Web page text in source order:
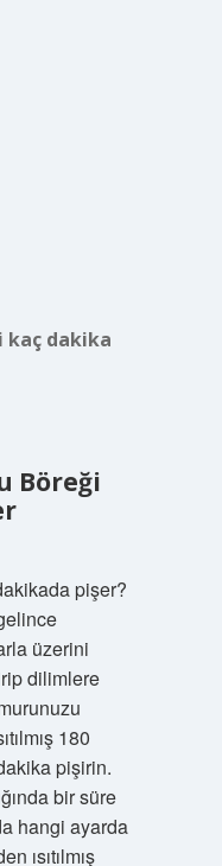
kaç dakika
Böreği
pişer?
üzerini
dilimlere
180
pişirin.
bir süre
hangi ayarda
ısıtılmış